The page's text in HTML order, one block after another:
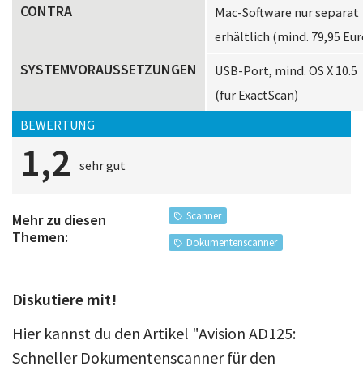
CONTRA
Mac-Software nur separat
erhältlich (mind. 79,95
SYSTEMVORAUSSETZUNGEN
USB-Port, mind. OS X 10.5
(für ExactScan)
BEWERTUNG
1,2 sehr gut
Mehr zu diesen
Themen:
Scanner
Dokumentenscanner
Diskutiere mit!
Hier kannst du den Artikel "Avision AD125:
Schneller Dokumentenscanner für den